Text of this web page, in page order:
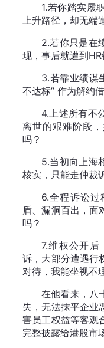
1.若你踏实履
上升路径，却无端
2.若你只是在
现，事后就遭到
3.若靠业绩谋
不达标” 作为解约
4.上述所有不
离世的艰难阶段
吗？
5.当初向上海
核实，只能走仲裁
6.全程诉讼过
盾、漏洞百出，面
吗？
7.维权公开后
诉，大部分遭遇行
对待，我能坐视不
在他看来，八
失，无法抹平企业
害员工权益等客观
完整披露给港股市